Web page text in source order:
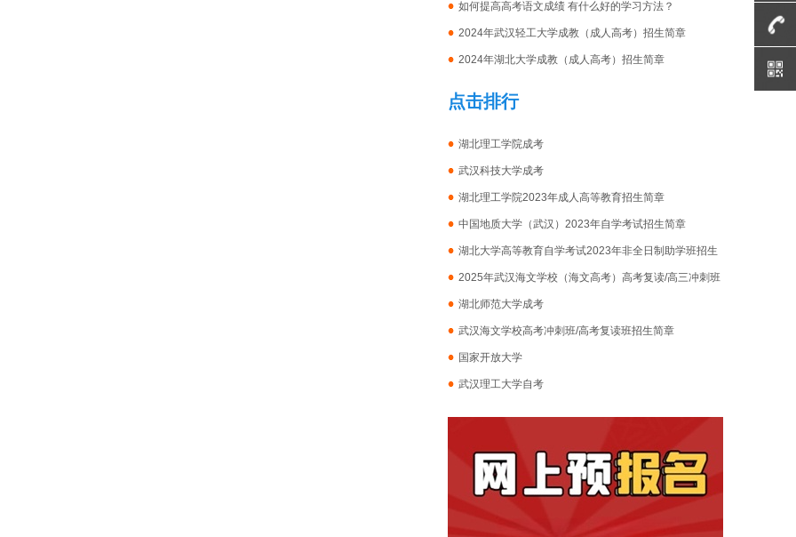
如何提高高考语文成绩 有什么好的学习方法？
2024年武汉轻工大学成教（成人高考）招生简章
2024年湖北大学成教（成人高考）招生简章
点击排行
湖北理工学院成考
武汉科技大学成考
湖北理工学院2023年成人高等教育招生简章
中国地质大学（武汉）2023年自学考试招生简章
湖北大学高等教育自学考试2023年非全日制助学班招生
简章2025年武汉海文学校（海文高考）高考复读/高三冲刺班
招生简章
湖北师范大学成考
武汉海文学校高考冲刺班/高考复读班招生简章
国家开放大学
武汉理工大学自考